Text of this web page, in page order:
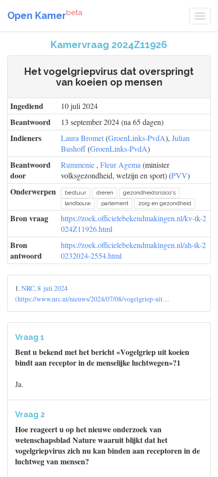
Open Kamerbeta
Kamervraag 2024Z11926
Het vogelgriepvirus dat overspringt
van koeien op mensen
Ingediend 10 juli 2024
Beantwoord 13 september 2024 (na 65 dagen)
Indieners Laura Bromet(GroenLinks-PvdA), Julian
Bushoff(GroenLinks-PvdA)
Beantwoord
door
Rummenie , Fleur Agema (minister
volksgezondheid, welzijn en sport) (PVV)
Onderwerpen bestuur dieren
gezondheidsrisico's
landbouw
parlement zorg en gezondheid
Bron vraag
https://zoek.officielebekendmakingen.nl/kv-tk-2
024Z11926.html
Bron
antwoord
https://zoek.officielebekendmakingen.nl/ah-tk-2
0232024-2554.html
1.NRC, 8 juli 2024
(https://www.nrc.nl/nieuws/2024/07/08/vogelgriep-uit…
Vraag 1
Bent u bekend met het bericht «Vogelgriep uit koeien
bindt aan receptor in de menselijke luchtwegen»?1
Ja.
Vraag 2
Hoe reageert u op het nieuwe onderzoek van
wetenschapsblad Nature waaruit blijkt dat het
vogelgriepvirus zich nu kan binden aan receptoren in de
luchtweg van mensen?